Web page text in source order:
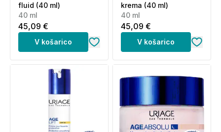
fluid (40 ml)
40 ml
45,09 €
V košarico
krema (40 ml)
40 ml
45,09 €
V košarico